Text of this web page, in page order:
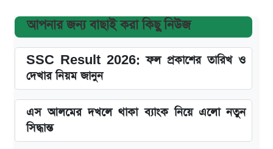
আপনার জন্য বাছাই করা কিছু নিউজ
SSC Result 2026: ফল প্রকাশের তারিখ ও
দেখার নিয়ম জানুন
এস আলমের দখলে থাকা ব্যাংক নিয়ে এলো নতুন
সিদ্ধান্ত